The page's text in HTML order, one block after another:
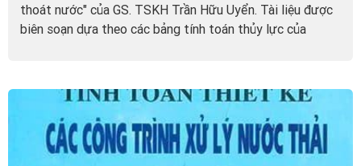
thoát nước" của GS. TSKH Trần Hữu Uyển. Tài liệu được
biên soạn dựa theo các bảng tính toán thủy lực của